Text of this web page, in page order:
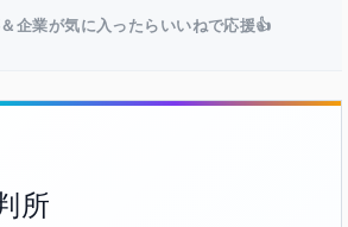
企業が気に入ったらいいねで応援👍
所